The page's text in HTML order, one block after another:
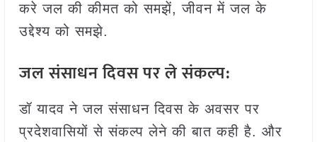
करे जल की कीमत को समझें, जीवन में जल के
उद्देश्य को समझे.
जल संसाधन दिवस पर ले संकल्प:
डॉ यादव ने जल संसाधन दिवस के अवसर पर
प्रदेशवासियों से संकल्प लेने की बात कही है. और